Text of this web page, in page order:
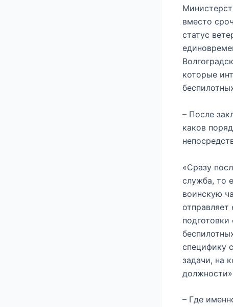
вместо
статус
которые
– После
каков
«Сразу
служба, то
воинскую
специфику
задачи, на
– Где